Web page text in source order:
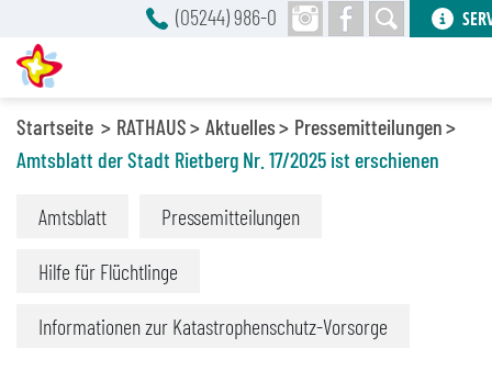
Startseite RATHAUS Aktuelles
Pressemitteilungen
Amtsblatt der Stadt Rietberg Nr. 17/2025 ist erschienen
Amtsblatt Pressemitteilungen
Hilfe für Flüchtlinge
Informationen zur Katastrophenschutz-Vorsorge
(05244) 986-0